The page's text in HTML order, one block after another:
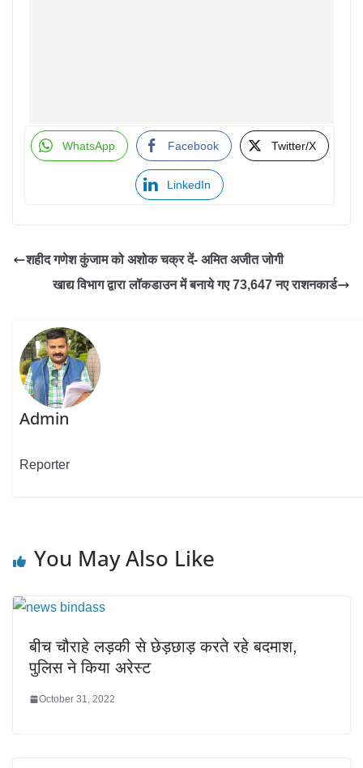
WhatsApp Facebook Twitter/X
LinkedIn
शहीद गणेश कुंजाम को अशोक चक्र दें- अमित अजीत जोगी
खाद्य विभाग द्वारा लॉकडाउन में बनाये गए 73,647 नए राशनकार्ड
Admin
Reporter
You May Also Like
बीच चौराहे लड़की से छेड़छाड़ करते रहे बदमाश,
पुलिस ने किया अरेस्ट
October 31, 2022